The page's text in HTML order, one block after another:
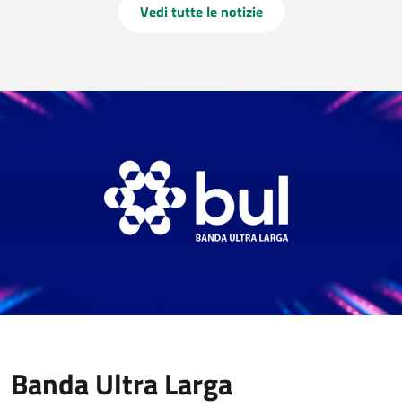
Vedi tutte le notizie
Banda Ultra Larga